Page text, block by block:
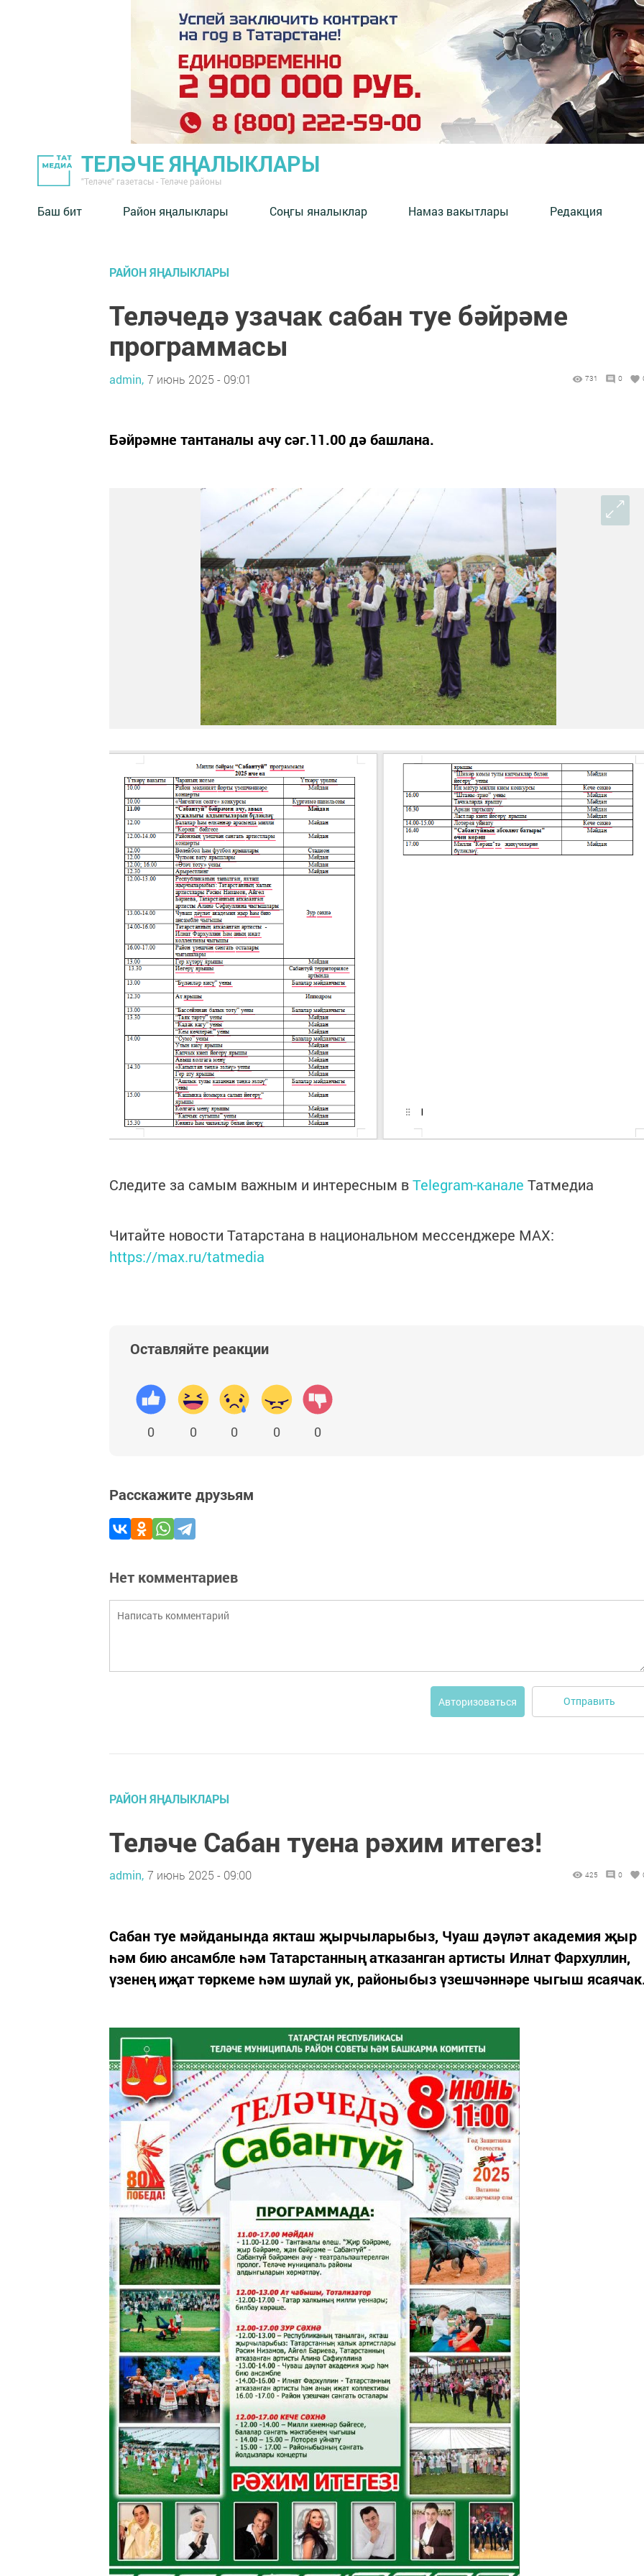
ТЕЛӘЧЕ ЯҢАЛЫКЛАРЫ
"Теләче" газетасы - Теләче районы
Баш бит Район яңалыклары Соңгы яналыклар Намаз вакытлары Редакция
РАЙОН ЯҢАЛЫКЛАРЫ
Теләчедә узачак сабан туе бәйрәме
программасы
admin, 7 июнь 2025 - 09:01 731 0
Бәйрәмне тантаналы ачу сәг.11.00 дә башлана.
Следите за самым важным и интересным вTelegram-канале Татмедиа
Читайте новости Татарстана в национальном мессенджере MАХ:
https://max.ru/tatmedia
Оставляйте реакции
0 0 0 0 0
Расскажите друзьям
Нет комментариев
Авторизоваться Отправить
РАЙОН ЯҢАЛЫКЛАРЫ
Теләче Сабан туена рәхим итегез!
admin, 7 июнь 2025 - 09:00 425 0
Сабан туе мәйданында якташ җырчыларыбыз, Чуаш дәүләт академия җыр
һәм бию ансамбле һәм Татарстанның атказанган артисты Илнат Фархуллин,
үзенең иҗат төркеме һәм шулай ук, районыбыз үзешчәннәре чыгыш